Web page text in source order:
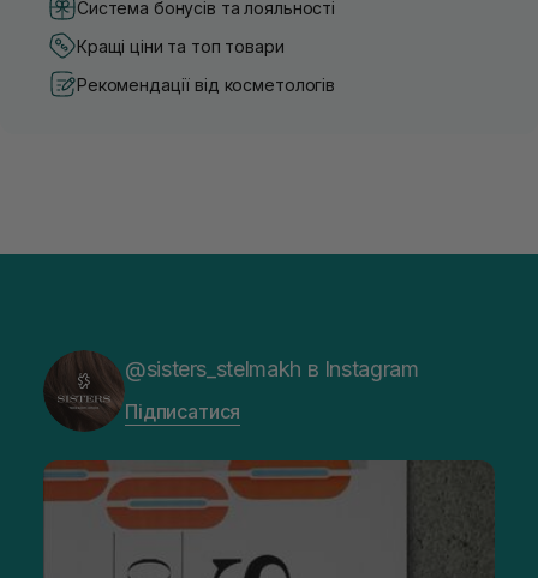
Система бонусів та лояльності
Кращі ціни та топ товари
Рекомендації від косметологів
@sisters_stelmakh в Instagram
Підписатися